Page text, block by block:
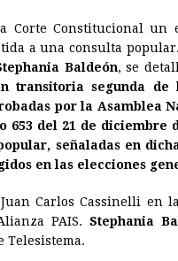
i
n
k
Corte Constitucional un
a una consulta
Baldeón, se
transitoria segunda de
por la Asamblea
del 21 de diciembre
señaladas en
en las elecciones
Carlos Cassinelli en
PAIS.Stephania
Telesistema.